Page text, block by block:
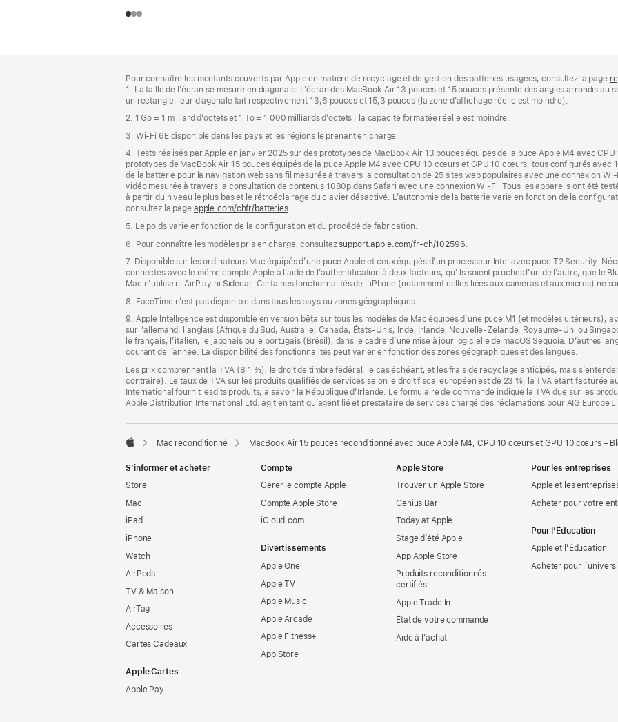
de
page
de
bas
page
Pour connaître les montants couverts par Apple en matière de recyclage et de gestion des batteries usagées, consultez la page
1. La taille de l’écran se mesure en diagonale. L’écran des MacBook Air 13 pouces et 15 pouces présente des angles arrondis au
un rectangle, leur diagonale fait respectivement 13,6 pouces et 15,3 pouces (la zone d’affichage réelle est moindre).
2. 1 Go = 1 milliard d’octets et 1 To = 1 000 milliards d’octets ; la capacité formatée réelle est moindre.
3. Wi-Fi 6E disponible dans les pays et les régions le prenant en charge.
4. Tests réalisés par Apple en janvier 2025 sur des prototypes de MacBook Air 13 pouces équipés de la puce Apple M4 avec
prototypes de MacBook Air 15 pouces équipés de la puce Apple M4 avec CPU 10 cœurs et GPU 10 cœurs, tous configurés avec
de la batterie pour la navigation web sans fil mesurée à travers la consultation de 25 sites web populaires avec une connexion
vidéo mesurée à travers la consultation de contenus 1080p dans Safari avec une connexion Wi-Fi. Tous les appareils ont été
à partir du niveau le plus bas et le rétroéclairage du clavier désactivé. L’autonomie de la batterie varie en fonction de la
consultez la page apple.com/chfr/batteries.
5. Le poids varie en fonction de la configuration et du procédé de fabrication.
6. Pour connaître les modèles pris en charge, consultezsupport.apple.com/fr-ch/102596
7. Disponible sur les ordinateurs Mac équipés d’une puce Apple et ceux équipés d’un processeur Intel avec puce T2 Security.
connectés avec le même compte Apple à l’aide de l’authentification à deux facteurs, qu’ils soient proches l’un de l’autre, que le
Mac n’utilise ni AirPlay ni Sidecar. Certaines fonctionnalités de l’iPhone (notamment celles liées aux caméras et aux micros) ne
8. FaceTime n’est pas disponible dans tous les pays ou zones géographiques.
9. Apple Intelligence est disponible en version bêta sur tous les modèles de Mac équipés d’une puce M1 (et modèles ultérieurs),
sur l’allemand, l’anglais (Afrique du Sud, Australie, Canada, États-Unis, Inde, Irlande, Nouvelle-Zélande, Royaume-Uni ou
le français, l’italien, le japonais ou le portugais (Brésil), dans le cadre d’une mise à jour logicielle de macOS Sequoia. D’autres
courant de l’année. La disponibilité des fonctionnalités peut varier en fonction des zones géographiques et des langues.
Les prix comprennent la TVA (8,1 %), le droit de timbre fédéral, le cas échéant, et les frais de recyclage anticipés, mais
contraire). Le taux de TVA sur les produits qualifiés de services selon le droit fiscal européen est de 23 %, la TVA étant facturée
International fournit lesdits produits, à savoir la République d’Irlande. Le formulaire de commande indique la TVA due sur les
Apple Distribution International Ltd. agit en tant qu’agent lié et prestataire de services chargé des réclamations pour AIG Europe
Mac reconditionné MacBook Air 15 pouces reconditionné avec puce Apple M4, CPU 10 cœurs et GPU 10 cœurs –
S’informer et acheter
Store
Mac
iPad
iPhone
Watch
AirPods
TV & Maison
AirTag
Accessoires
Cartes Cadeaux
Apple Cartes
Apple Pay
Compte
Gérer le compte Apple
Compte Apple Store
iCloud.com
Divertissements
Apple One
Apple TV
Apple Music
Apple Arcade
Apple Fitness+
App Store
Apple Store
Trouver un Apple Store
Genius Bar
Today at Apple
Stage d’été Apple
App Apple Store
Produits reconditionnés
certifiés
Apple Trade In
État de votre commande
Aide à l’achat
Pour les entreprises
Apple et les
Acheter pour votre
Pour l’Éducation
Apple et l’Éducation
Acheter pour